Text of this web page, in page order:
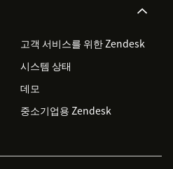
고객 서비스를 위한 Zendesk
시스템 상태
데모
중소기업용 Zendesk